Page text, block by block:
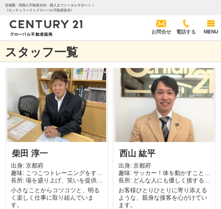
首都圏・関西の不動産売却・購入までトータルサポート！
《センチュリー２１グローバル不動産販売》
お問合せ 電話する MENU
スタッフ一覧
柴田 淳一
出身: 京都府
趣味: こつこつトレーニングをする
こと。 色々と...
長所: 場を盛り上げ、笑いを提供す
る男
小さなことからコツコツと、明る
く楽しく仕事に取り組んでいま
す。
西山 紘平
出身: 京都府
趣味: サッカー！体を動かすことが
好きです。
長所: どんな人にも優しく接すると
ころ。
お客様ひとりひとりに寄り添える
ような、親身な接客を心がけてい
ます。